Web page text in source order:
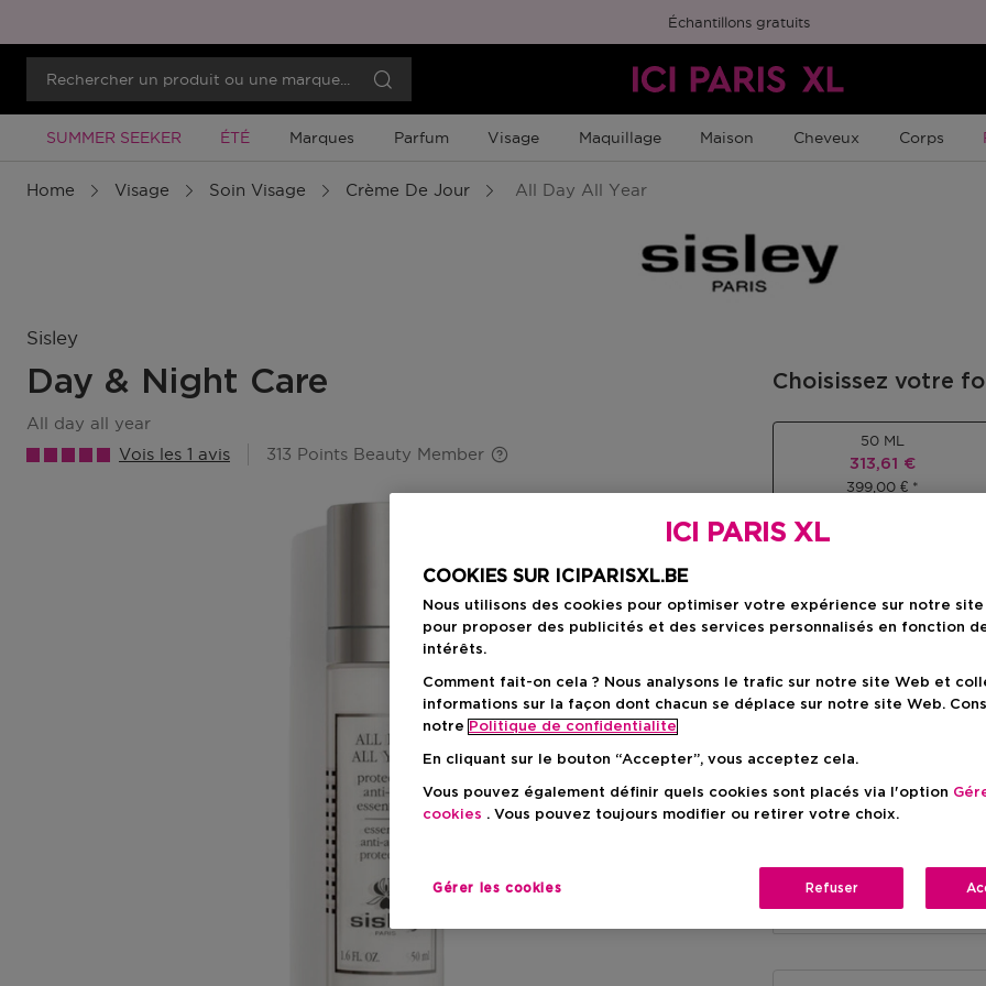
Échantillons gratuits
Promotion À Durée Limitée
SUMMER SEEKER Promotion À Durée Limitée
ÉTÉ Marques Parfum Visage Maquillage Maison Cheveux Corps
Home Visage Soin Visage Crème De Jour All Day All Year
Sisley
Day & Night Care
all day all year
Vois les 1 avis
313 Points Beauty Member
Choisissez votre
50 ML
Prix
313,61 €
399,00 €
-21% Prix de vente
En stock
Retrait dans un
Selectionner un
ICI PARIS XL
COOKIES SUR ICIPARISXL.BE
Nous utilisons des cookies pour optimiser votre expérience sur notre
pour proposer des publicités et des services personnalisés en fonction
intérêts.
Comment fait-on cela ? Nous analysons le trafic sur notre site Web et
informations sur la façon dont chacun se déplace sur notre site Web.
notre Politique de confidentialite
En cliquant sur le bouton “Accepter”, vous acceptez cela.
Vous pouvez également définir quels cookies sont placés via l'option
cookies . Vous pouvez toujours modifier ou retirer votre choix.
Gérer les cookies Refuser